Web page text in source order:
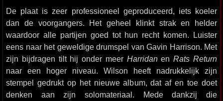
De plaat is zeer professioneel geproduceerd, iets koeler
dan de voorgangers. Het geheel klinkt strak en helder
waardoor alle partijen goed tot hun recht komen. Luister
eens naar het geweldige drumspel van Gavin Harrison. Met
zijn bijdragen tilt hij onder meer Harridanen Rats Return
naar een hoger niveau. Wilson heeft nadrukkelijk zijn
stempel gedrukt op het nieuwe album, dat af en toe doet
denken aan zijn solomateriaal. Mede dankzij die